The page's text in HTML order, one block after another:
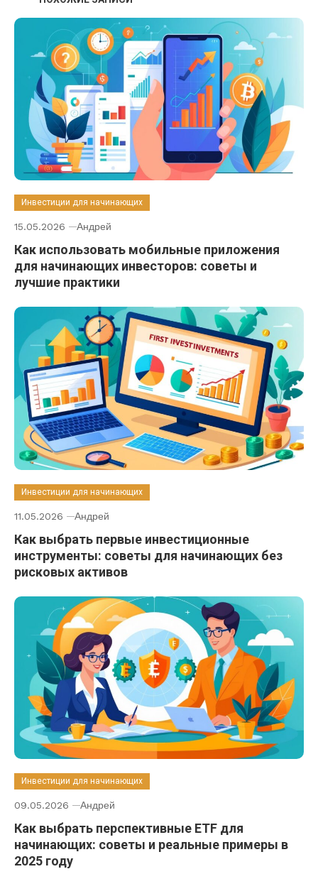
Инвестиции для начинающих
15.05.2026 Андрей
Как использовать мобильные приложения
для начинающих инвесторов: советы и
лучшие практики
Инвестиции для начинающих
11.05.2026 Андрей
Как выбрать первые инвестиционные
инструменты: советы для начинающих без
рисковых активов
Инвестиции для начинающих
09.05.2026 Андрей
Как выбрать перспективные ETF для
начинающих: советы и реальные примеры в
2025 году